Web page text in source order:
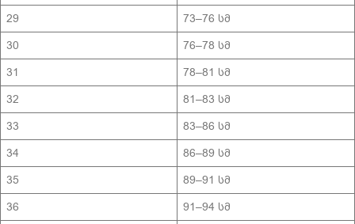
29
73–76 სმ
30
76–78 სმ
31
78–81 სმ
32
81–83 სმ
33
83–86 სმ
34
86–89 სმ
35
89–91 სმ
36
91–94 სმ